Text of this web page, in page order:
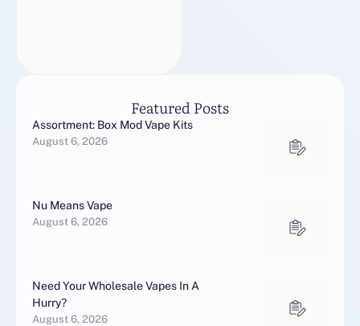
Featured Posts
Assortment: Box Mod Vape Kits
August 6, 2026
Nu Means Vape
August 6, 2026
Need Your Wholesale Vapes In A
Hurry?
August 6, 2026